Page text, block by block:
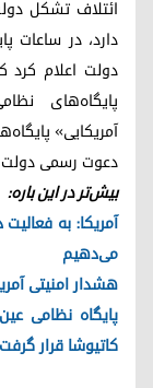
ائتلاف تشکل
دارد، در ساعات
دولت اعلام کرد
پایگاه‌های
آمریکایی»
دعوت رسمی
بیش‌تر در این بارە:
آمریکا: به
می‌دهیم
هشدار امنیتی
پایگاه نظامی
کاتیوشا قرار گرفت